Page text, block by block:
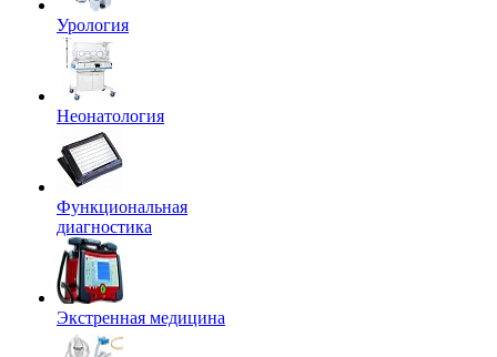
Урология
Неонатология
Функциональная
диагностика
Экстренная медицина